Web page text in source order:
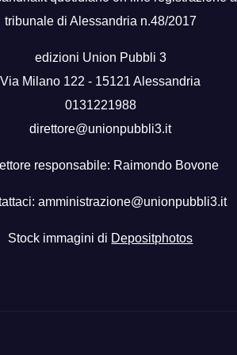
tribunale di Alessandria n.48/2017
edizioni Union Pubbli 3
Via Milano 122 - 15121 Alessandria
0131221988
direttore@unionpubbli3.it
responsabile: Raimondo Bovone
amministrazione@unionpubbli3.it
Stock immagini di Depositphotos